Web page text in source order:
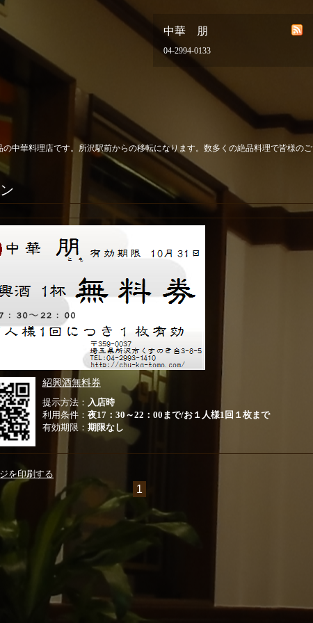
中華 朋
04-2994-0133
中華料理店です。所沢駅前からの移転になります。数多くの絶品料理で皆様のご
紹興酒無料券
提示方法： 入店時
利用条件： 夜17：30～22：00まで/お１人様1回１枚まで
有効期限： 期限なし
を印刷する
1